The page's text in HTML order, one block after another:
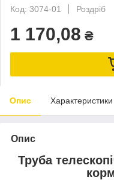
Код: 3074-01
Роздріб
1 170,08 ₴
Опис Характеристики
Опис
Труба